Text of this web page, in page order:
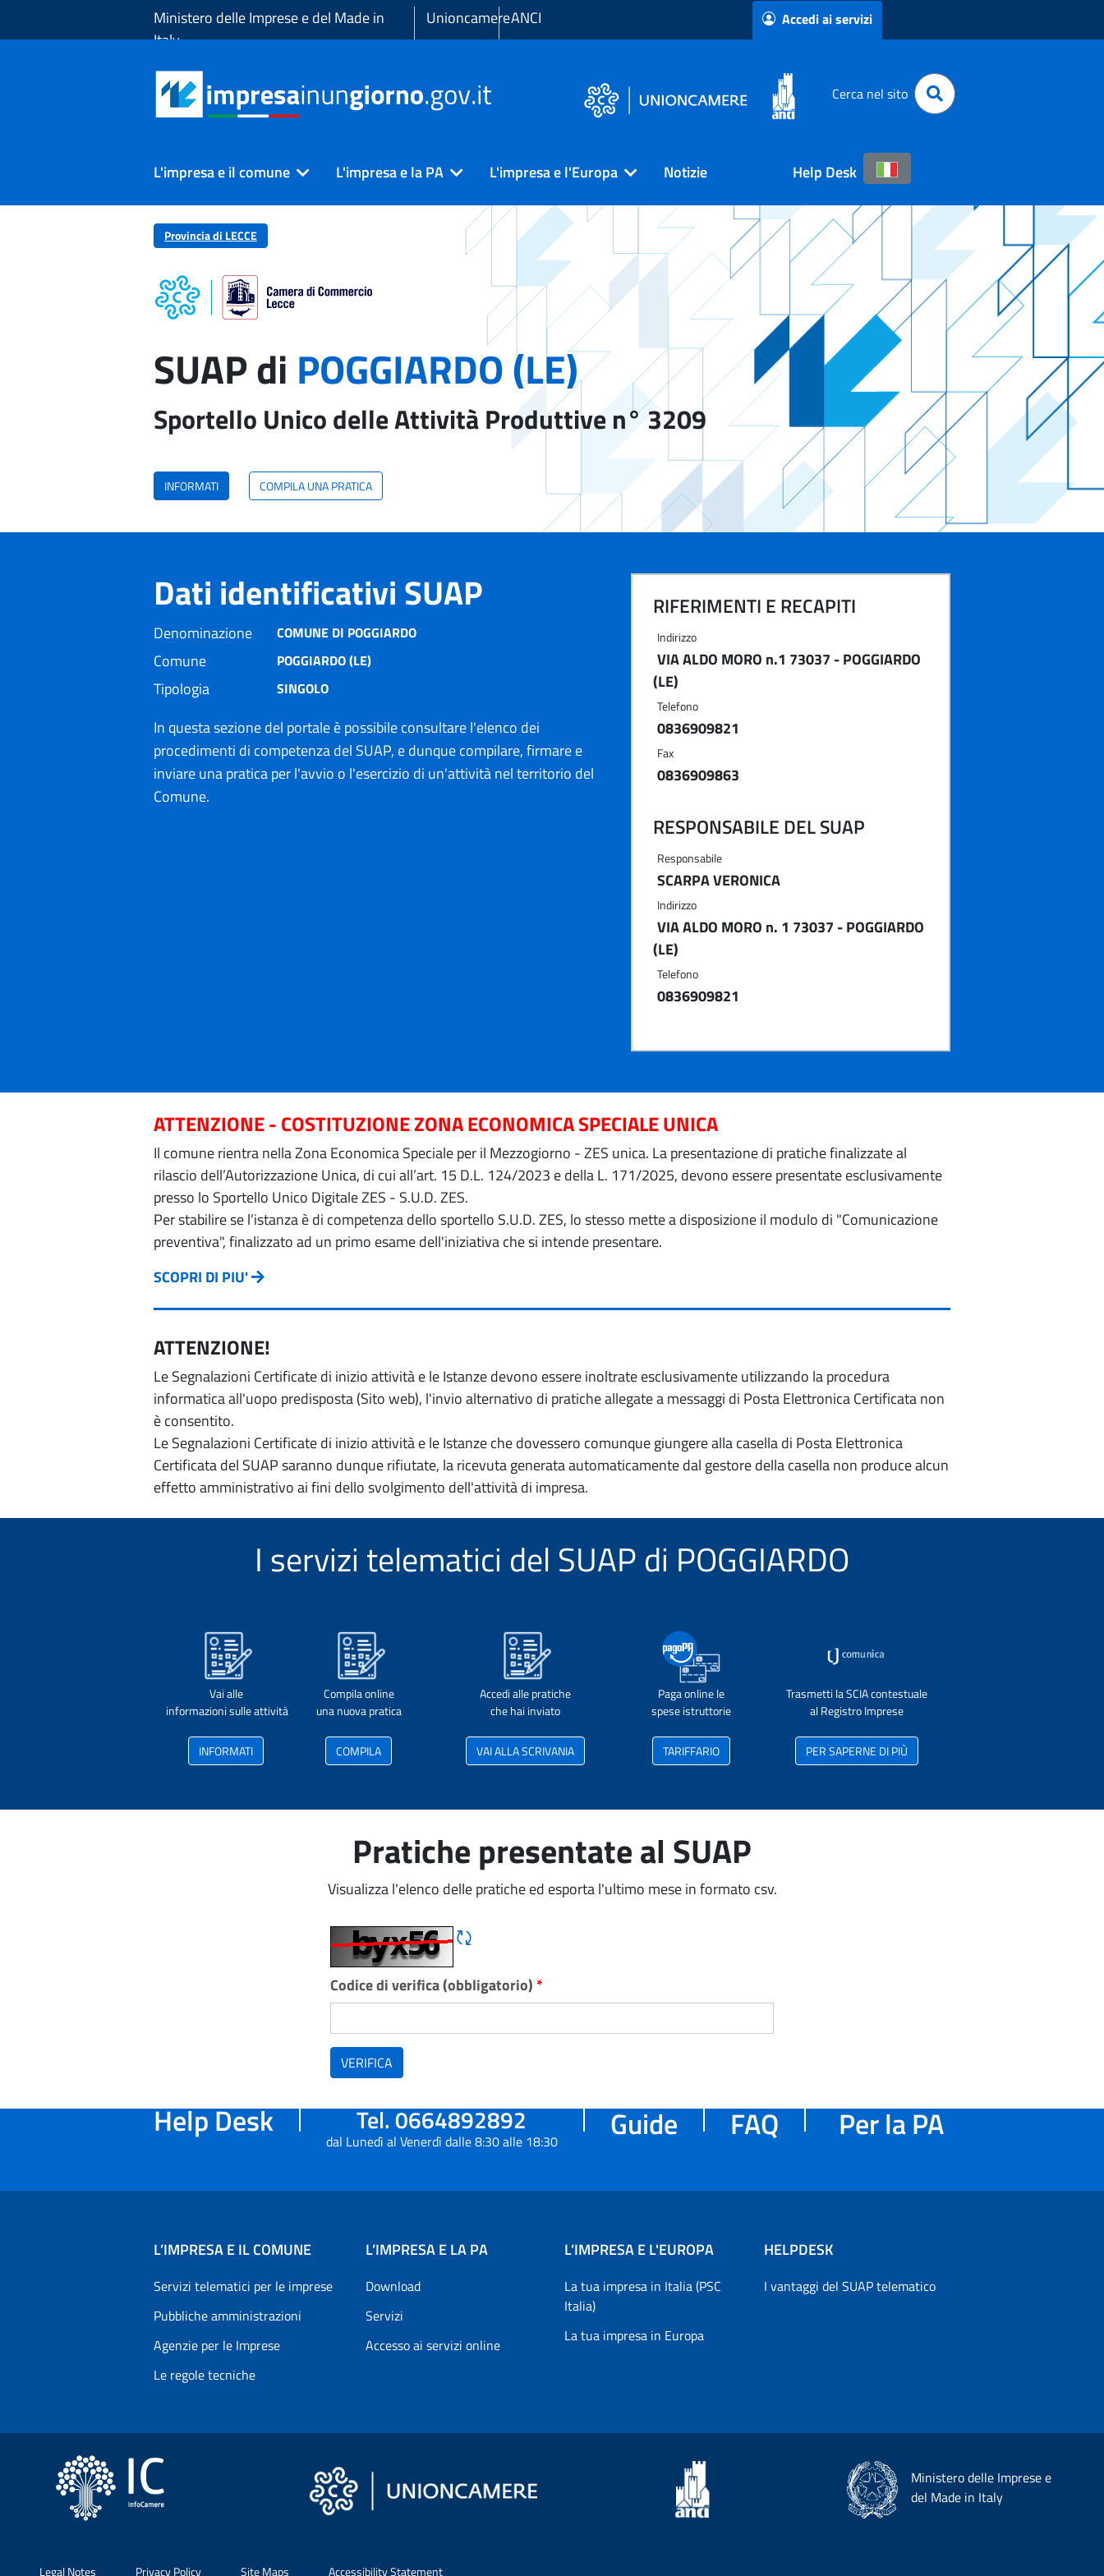
Ministero delle Imprese e del Made in
Italy
UnioncamereANCI Accedi ai servizi
Cerca nel sito
L'impresa e il comune L'impresa e la PA L'impresa e l'Europa Notizie Help Desk
Provincia di LECCE
SUAP di POGGIARDO (LE)
Sportello Unico delle Attività Produttive n° 3209
INFORMATI COMPILA UNA PRATICA
Dati identificativi SUAP
Denominazione COMUNE DI POGGIARDO
Comune POGGIARDO (LE)
Tipologia SINGOLO
In questa sezione del portale è possibile consultare l'elenco dei
procedimenti di competenza del SUAP, e dunque compilare, firmare e
inviare una pratica per l'avvio o l'esercizio di un'attività nel territorio del
Comune.
RIFERIMENTI E RECAPITI
Indirizzo
VIA ALDO MORO n.1 73037 - POGGIARDO
(LE)
Telefono
0836909821
Fax
0836909863
RESPONSABILE DEL SUAP
Responsabile
SCARPA VERONICA
Indirizzo
VIA ALDO MORO n. 1 73037 - POGGIARDO
(LE)
Telefono
0836909821
ATTENZIONE - COSTITUZIONE ZONA ECONOMICA SPECIALE UNICA
Il comune rientra nella Zona Economica Speciale per il Mezzogiorno - ZES unica. La presentazione di pratiche finalizzate al
rilascio dell’Autorizzazione Unica, di cui all’art. 15 D.L. 124/2023 e della L. 171/2025, devono essere presentate esclusivamente
presso lo Sportello Unico Digitale ZES - S.U.D. ZES.
Per stabilire se l’istanza è di competenza dello sportello S.U.D. ZES, lo stesso mette a disposizione il modulo di "Comunicazione
preventiva", finalizzato ad un primo esame dell'iniziativa che si intende presentare.
SCOPRI DI PIU'
ATTENZIONE!
Le Segnalazioni Certificate di inizio attività e le Istanze devono essere inoltrate esclusivamente utilizzando la procedura
informatica all'uopo predisposta (Sito web), l'invio alternativo di pratiche allegate a messaggi di Posta Elettronica Certificata non
è consentito.
Le Segnalazioni Certificate di inizio attività e le Istanze che dovessero comunque giungere alla casella di Posta Elettronica
Certificata del SUAP saranno dunque rifiutate, la ricevuta generata automaticamente dal gestore della casella non produce alcun
effetto amministrativo ai fini dello svolgimento dell'attività di impresa.
I servizi telematici del SUAP di POGGIARDO
Vai alle
informazioni sulle attività
INFORMATI
Compila online
una nuova pratica
COMPILA
Accedi alle pratiche
che hai inviato
VAI ALLA SCRIVANIA
Paga online le
spese istruttorie
TARIFFARIO
Trasmetti la SCIA contestuale
al Registro Imprese
PER SAPERNE DI PIÙ
Pratiche presentate al SUAP
Visualizza l'elenco delle pratiche ed esporta l'ultimo mese in formato csv.
Rigene CAPTCHA
Codice di verifica (obbligatorio) *
VERIFICA
Help Desk Tel. 0664892892
dal Lunedì al Venerdì dalle 8:30 alle 18:30 Guide FAQ Per la PA
L’IMPRESA E IL COMUNE
Servizi telematici per le imprese
Pubbliche amministrazioni
Agenzie per le Imprese
Le regole tecniche
L’IMPRESA E LA PA
Download
Servizi
Accesso ai servizi online
L’IMPRESA E L'EUROPA
La tua impresa in Italia (PSC
Italia)
La tua impresa in Europa
HELPDESK
I vantaggi del SUAP telematico
Ministero delle Imprese e
del Made in Italy
Legal Notes Privacy Policy Site Maps Accessibility Statement